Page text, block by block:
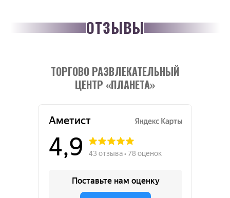
ОТЗЫВЫ
ТОРГОВО РАЗВЛЕКАТЕЛЬНЫЙ
ЦЕНТР «ПЛАНЕТА»